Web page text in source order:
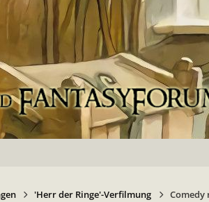
'Herr der Ringe'-Verfilmung Comedy